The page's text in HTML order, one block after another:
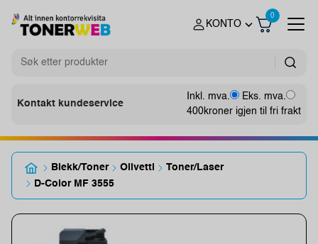
KONTO
0
Kontakt kundeservice
Inkl. mva.
Eks. mva.
400kroner igjen til fri frakt
Blekk/Toner Olivetti
Toner/Laser
D-Color MF 3555